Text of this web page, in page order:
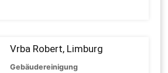
Vrba Robert, Limburg
Gebäudereinigung